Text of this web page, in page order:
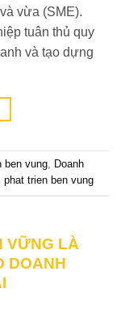
vừa (SME).
tuân thủ quy
và tạo dựng
ben vung, Doanh
phat trien ben vung
VỮNG LÀ
DOANH